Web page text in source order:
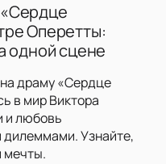
Оперетты:
одной сцене
драму «Сердце
в мир Виктора
и любовь
Узнайте,
мечты.